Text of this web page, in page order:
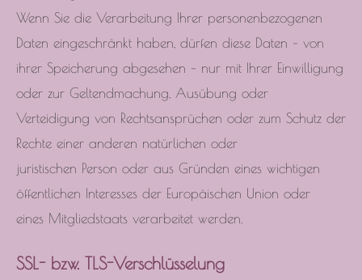
Wenn Sie die Verarbeitung Ihrer personenbezogenen
Daten eingeschränkt haben, dürfen diese Daten – von
ihrer Speicherung abgesehen – nur mit Ihrer Einwilligung
oder zur Geltendmachung, Ausübung oder
Verteidigung von Rechtsansprüchen oder zum Schutz der
Rechte einer anderen natürlichen oder
juristischen Person oder aus Gründen eines wichtigen
öffentlichen Interesses der Europäischen Union oder
eines Mitgliedstaats verarbeitet werden.
SSL- bzw. TLS-Verschlüsselung